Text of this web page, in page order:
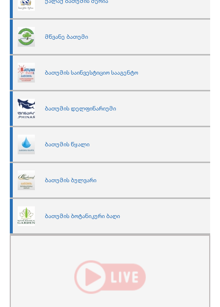
მწვანე ბათუმი
ბათუმის საინვესტიციო სააგენტო
ბათუმის დელფინარიუმი
ბათუმის წყალი
ბათუმის ბულვარი
ბათუმის ბოტანიკური ბაღი